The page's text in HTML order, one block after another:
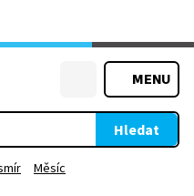
MENU
Hledat
Měsíc